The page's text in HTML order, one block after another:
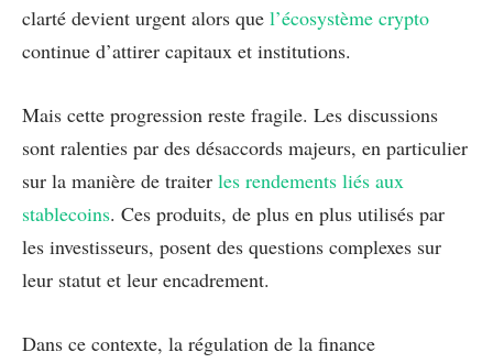
clarté devient urgent alors que l’écosystème crypto
continue d’attirer capitaux et institutions.
Mais cette progression reste fragile. Les discussions
sont ralenties par des désaccords majeurs, en particulier
sur la manière de traiter les rendements liés aux
stablecoins. Ces produits, de plus en plus utilisés par
les investisseurs, posent des questions complexes sur
leur statut et leur encadrement.
Dans ce contexte, la régulation de la finance